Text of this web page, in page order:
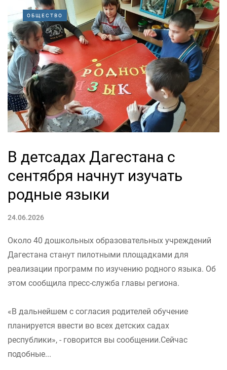
ОБЩЕСТВО
В детсадах Дагестана с
сентября начнут изучать
родные языки
24.06.2026
Около 40 дошкольных образовательных учреждений
Дагестана станут пилотными площадками для
реализации программ по изучению родного языка. Об
этом сообщила пресс-служба главы региона.
«В дальнейшем с согласия родителей обучение
планируется ввести во всех детских садах
республики», - говорится вы сообщении.Сейчас
подобные...